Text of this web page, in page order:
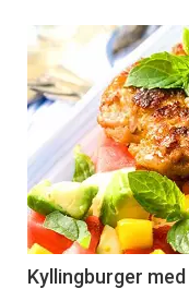
Kyllingburger